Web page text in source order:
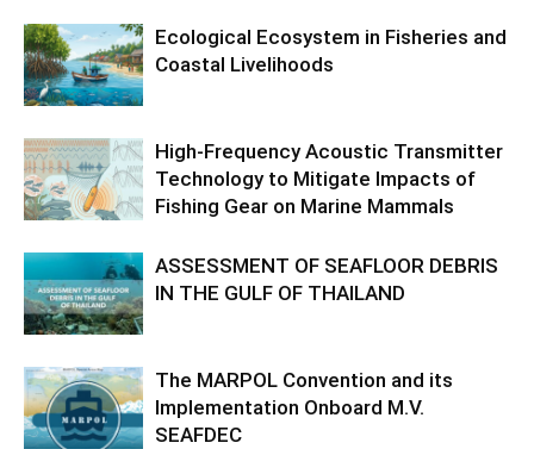
Ecological Ecosystem in Fisheries and
Coastal Livelihoods
High-Frequency Acoustic Transmitter
Technology to Mitigate Impacts of
Fishing Gear on Marine Mammals
ASSESSMENT OF SEAFLOOR DEBRIS
IN THE GULF OF THAILAND
The MARPOL Convention and its
Implementation Onboard M.V.
SEAFDEC